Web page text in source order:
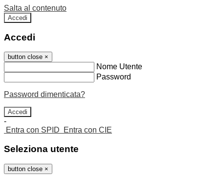
Salta al contenuto
Accedi
Accedi
button close ×
Nome Utente
Password
Password dimenticata?
-
Entra con SPID
Entra con CIE
Seleziona utente
button close ×